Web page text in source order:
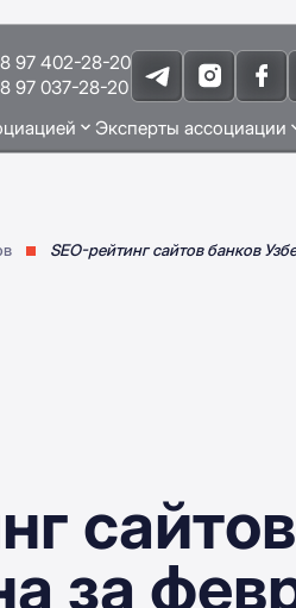
97 402-28-20
97 037-28-20
Эксперты ассоциации
SEO-рейтинг сайтов банков
за